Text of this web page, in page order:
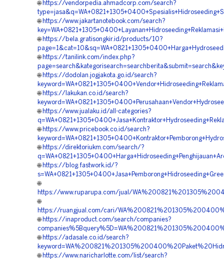
🌐 https://vendorpedia.ahmadcorp.com/search?
🌐 https://www.jakartanotebook.com/search?
🌐 https://bela.gratisongkir.id/products/10?
🌐 https://tanilink.com/index.php?
🌐 https://dodolan.jogjakota.go.id/search?
🌐 https://lakukan.co.id/search?
🌐 https://www.jualaku.id/all-categories?
🌐 https://www.pricebook.co.id/search?
🌐 https://direktoriukm.com/search/?
🌐 https://blog.fastwork.id/?
🌐
https://www.ruparupa.com/jual/
🌐
https://ruangjual.com/cari/
🌐 https://inaproduct.com/search/companies?
🌐 https://adasale.co.id/search?
🌐 https://www.naricharlotte.com/list/search?